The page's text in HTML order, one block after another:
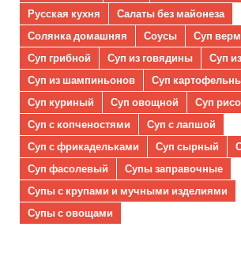
Русская кухня
Салаты без майонеза
Солянка домашняя
Соусы
Суп
Суп грибной
Суп из говядины
Суп
Суп из шампиньонов
Суп
Суп куриный
Суп овощной
Суп
Суп с копченостями
Суп с лапшой
Суп с фрикадельками
Суп сырный
Суп фасолевый
Супы заправочные
Супы с крупами и мучными изделиями
Супы с овощами